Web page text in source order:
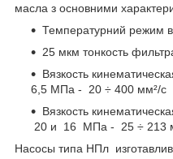
масла з основними
Температурний режим
25 мкм тонкость
Вязкость
6,5 МПа - 20 ÷ 400 мм²/с
Вязкость
20 и 16 МПа - 25 ÷ 213
Насосы типа НПл